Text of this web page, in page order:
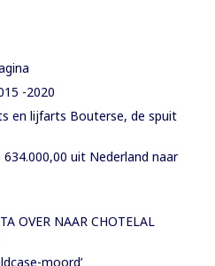
-2020
en lijfarts Bouterse, de spuit
uit Nederland naar
OVER NAAR CHOTELAL
moord’